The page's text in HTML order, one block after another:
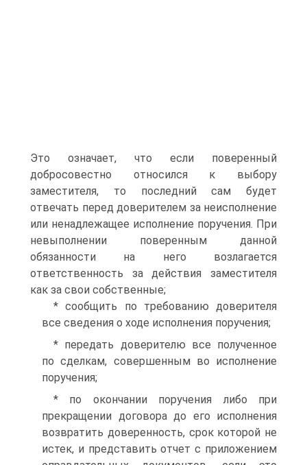
Это означает, что если поверенный
добросовестно относился к выбору
заместителя, то последний сам будет
отвечать перед доверителем за неисполнение
или ненадлежащее исполнение поручения. При
невыполнении поверенным данной
обязанности на него возлагается
ответственность за действия заместителя
как за свои собственные;
* сообщить по требованию доверителя
все сведения о ходе исполнения поручения;
* передать доверителю все полученное
по сделкам, совершенным во исполнение
поручения;
* по окончании поручения либо при
прекращении договора до его исполнения
возвратить доверенность, срок которой не
истек, и представить отчет с приложением